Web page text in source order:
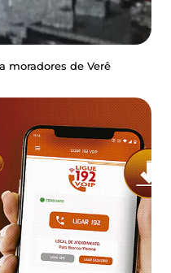
moradores de Verê